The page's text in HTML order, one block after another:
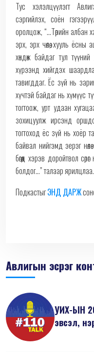
Тус хэлэлцүүлэгт
сэргийлэх, соён
оролцож, “...Төрийн албан
эрх, эрх чөлөө, хууль
хөндөж байдаг тул
хүрээнд хийгдэх
тавигддаг. Ёс зүй нь
хүчтэй байдаг нь хүмүүс
тогтоож, урт удаан
зохицуулж ирсэнд
тогтоход ёс зүй нь хоёр
байвал нийгэмд эерэг
бөгөөд хэрэв доройтвол
болдог...” талаар ярилцлаа.
ПодкастыгЭНД ДАРЖ
Авлигын эсрэг
УИХ-ЫН
эвсэл,